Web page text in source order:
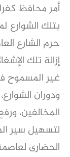
أمر محافظ
بتلك الشوارع
حرم الشارع
إزالة تلك
غير المسموح
ودوران
المخالفين،
لتسهيل سير
الحضارى